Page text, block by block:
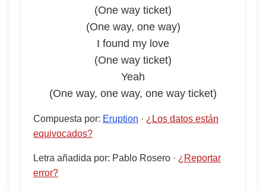
(One way ticket)
(One way, one way)
I found my love
(One way ticket)
Yeah
(One way, one way, one way ticket)
Compuesta por: Eruption · ¿Los datos están
equivocados?
Letra añadida por: Pablo Rosero · ¿Reportar
error?